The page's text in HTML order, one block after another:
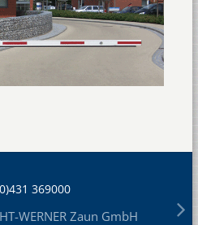
369000
WERNER Zaun GmbH